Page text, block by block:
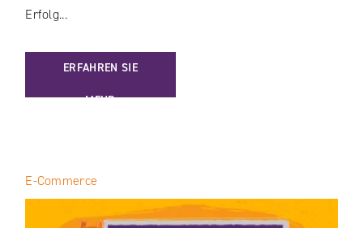
Erfolg...
ERFAHREN SIE
MEHR
: WIE LASSEN SICH KOMPLEXE PRODUKTE IM B2B-E-
E-Commerce